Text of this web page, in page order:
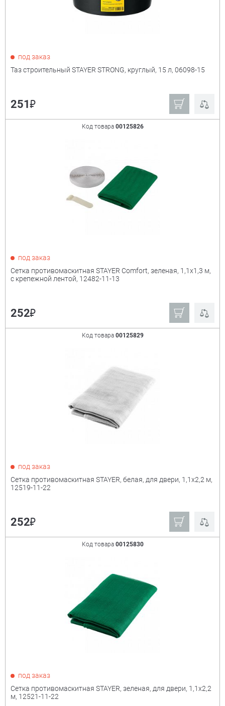
под заказ
Таз строительный STAYER STRONG, круглый, 15 л, 06098-15
251₽
Код товара 00125826
под заказ
Сетка противомаскитная STAYER Comfort, зеленая, 1,1х1,3 м,
с крепежной лентой, 12482-11-13
252₽
Код товара 00125829
под заказ
Сетка противомаскитная STAYER, белая, для двери, 1,1х2,2 м,
12519-11-22
252₽
Код товара 00125830
под заказ
Сетка противомаскитная STAYER, зеленая, для двери, 1,1х2,2
м, 12521-11-22